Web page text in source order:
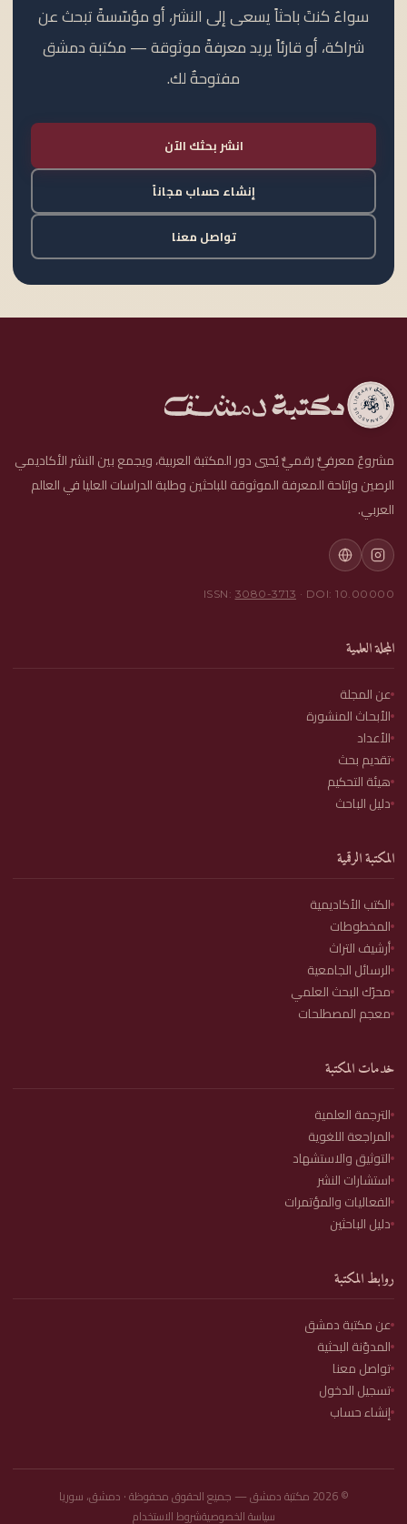
سواءٌ كنتَ باحثاً يسعى إلى النشر، أو مؤسّسةً تبحث عن
شراكة، أو قارئاً يريد معرفةً موثوقة — مكتبة دمشق
مفتوحةٌ لك.
انشر بحثك الآن
إنشاء حساب مجاناً
تواصل معنا
مشروعٌ معرفيٌّ رقميٌّ يُحيي دور المكتبة العربية، ويجمع بين النشر الأكاديمي
الرصين وإتاحة المعرفة الموثوقة للباحثين وطلبة الدراسات العليا في العالم
العربي.
ISSN: 3080-3713 · DOI: 10.00000
المجلة العلمية
عن المجلة
الأبحاث المنشورة
الأعداد
تقديم بحث
هيئة التحكيم
دليل الباحث
المكتبة الرقمية
الكتب الأكاديمية
المخطوطات
أرشيف التراث
الرسائل الجامعية
محرّك البحث العلمي
معجم المصطلحات
خدمات المكتبة
الترجمة العلمية
المراجعة اللغوية
التوثيق والاستشهاد
استشارات النشر
الفعاليات والمؤتمرات
دليل الباحثين
روابط المكتبة
عن مكتبة دمشق
المدوّنة البحثية
تواصل معنا
تسجيل الدخول
إنشاء حساب
©
2026 مكتبة دمشق — جميع الحقوق محفوظة · دمشق، سوريا
سياسة الخصوصيةشروط الاستخدام